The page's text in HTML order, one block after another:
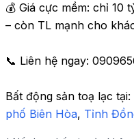
💰 Giá cực mềm: chỉ 10
– còn TL mạnh cho
📞 Liên hệ ngay:
Bất động sản toạ lạc tại:
phố Biên Hòa, Tỉnh